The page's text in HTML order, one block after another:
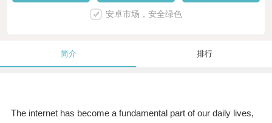
安卓市场，安全绿色
简介 排行
The internet has become a fundamental part of our daily lives,